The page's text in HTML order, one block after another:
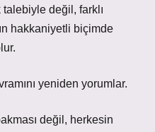
değil, farklı
hakkaniyetli biçimde
yeniden yorumlar.
değil, herkesin